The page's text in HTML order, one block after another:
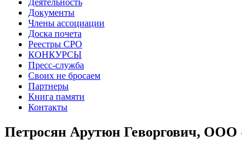
Деятельность
Документы
Члены ассоциации
Доска почета
Реестры СРО
КОНКУРСЫ
Пресс-служба
Своих не бросаем
Партнеры
Книга памяти
Контакты
Петросян Арутюн Геворгович,